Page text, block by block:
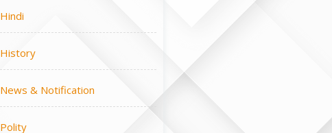
Hindi
History
News & Notification
Polity